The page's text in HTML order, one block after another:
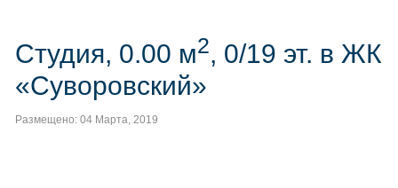
Студия, 0.00 м2, 0/19 эт. в ЖК
«Суворовский»
Размещено: 04 Марта, 2019